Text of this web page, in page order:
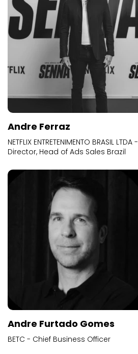
Andre Ferraz
NETFLIX ENTRETENIMENTO BRASIL LTDA -
Director, Head of Ads Sales Brazil
Andre Furtado Gomes
BETC - Chief Business Officer